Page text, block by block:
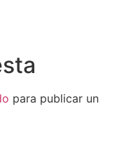
para publicar un